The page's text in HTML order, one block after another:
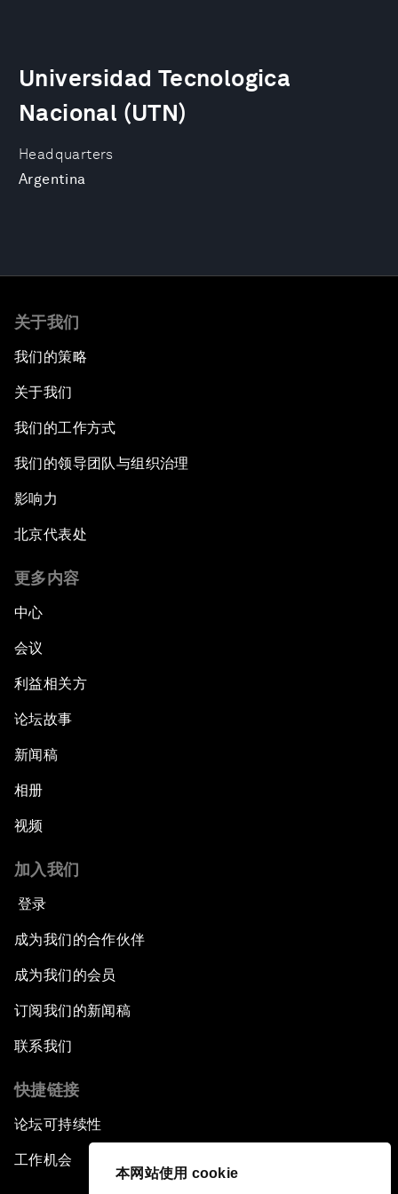
本网站使用 cookie
Headquarters
Argentina
Universidad Tecnologica
Nacional (UTN)
关于我们
我们的策略
关于我们
我们的工作方式
我们的领导团队与组织治理
影响力
北京代表处
更多内容
中心
会议
利益相关方
论坛故事
新闻稿
相册
视频
加入我们
登录
成为我们的合作伙伴
成为我们的会员
订阅我们的新闻稿
联系我们
快捷链接
论坛可持续性
工作机会